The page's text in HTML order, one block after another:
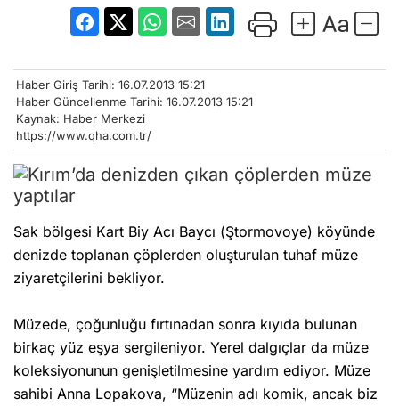
Haber Giriş Tarihi: 16.07.2013 15:21
Haber Güncellenme Tarihi: 16.07.2013 15:21
Kaynak: Haber Merkezi
https://www.qha.com.tr/
Sak bölgesi Kart Biy Acı Baycı (Ştormovoye) köyünde
denizde toplanan çöplerden oluşturulan tuhaf müze
ziyaretçilerini bekliyor.
Müzede, çoğunluğu fırtınadan sonra kıyıda bulunan
birkaç yüz eşya sergileniyor. Yerel dalgıçlar da müze
koleksiyonunun genişletilmesine yardım ediyor. Müze
sahibi Anna Lopakova, “Müzenin adı komik, ancak biz